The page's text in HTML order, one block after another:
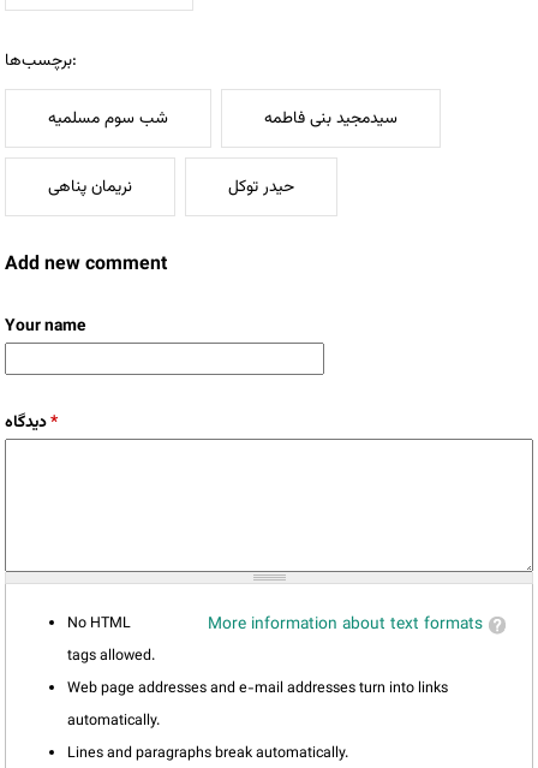
برچسب‌ها:
شب سوم مسلمیه سیدمجید بنی فاطمه
نریمان پناهی حیدر توکل
Add new comment
Your name
دیدگاه*
More information about text formats
No HTML
tags allowed.
Web page addresses and e-mail addresses turn into links
automatically.
Lines and paragraphs break automatically.